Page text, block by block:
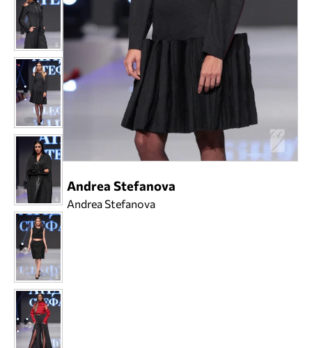
Andrea Stefanova
Andrea Stefanova